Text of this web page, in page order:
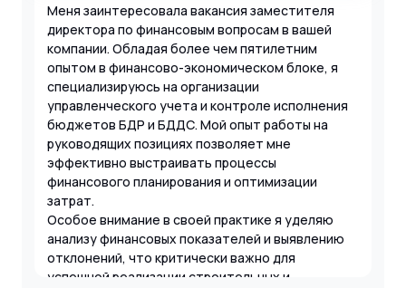
Меня заинтересовала вакансия заместителя
директора по финансовым вопросам в вашей
компании. Обладая более чем пятилетним
опытом в финансово-экономическом блоке, я
специализируюсь на организации
управленческого учета и контроле исполнения
бюджетов БДР и БДДС. Мой опыт работы на
руководящих позициях позволяет мне
эффективно выстраивать процессы
финансового планирования и оптимизации
затрат.
Особое внимание в своей практике я уделяю
анализу финансовых показателей и выявлению
отклонений, что критически важно для
успешной реализации строительных и